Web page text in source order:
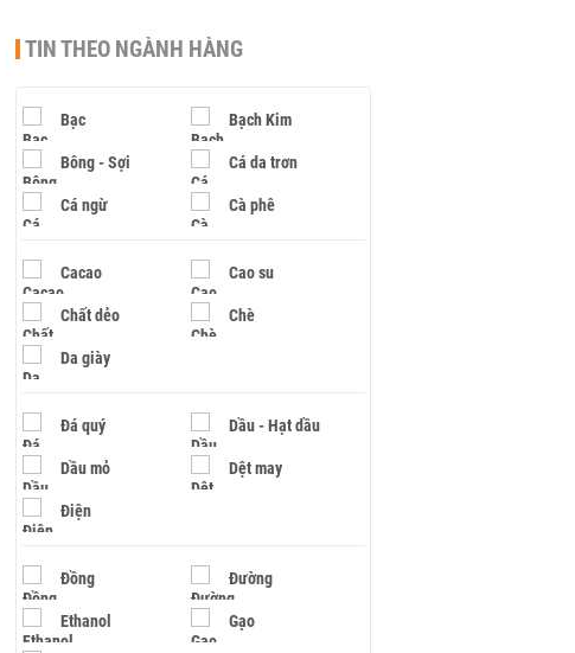
TIN THEO NGÀNH HÀNG
Bạc Bạch Kim
Bông - Sợi Cá da trơn
Cá ngừ Cà phê
Cacao Cao su
Chất dẻo Chè
Da giày
Đá quý Dầu - Hạt dầu
Dầu mỏ Dệt may
Điện
Đồng Đường
Ethanol Gạo